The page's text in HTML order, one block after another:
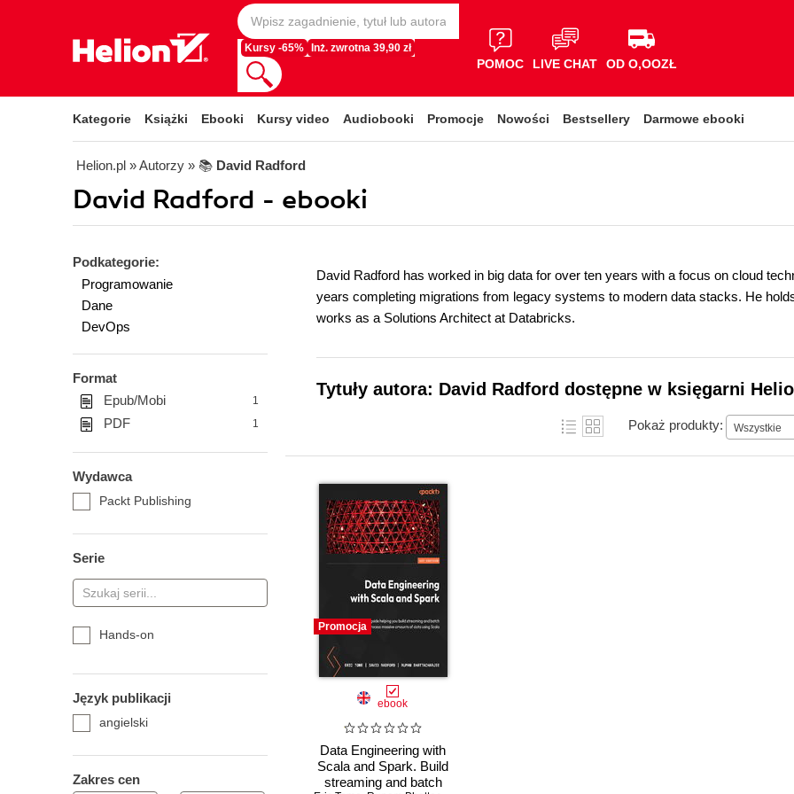
Kursy -65% Inż. zwrotna 39,90 zł
POMOC LIVE CHAT OD O,OOZŁ
Kategorie Książki Ebooki Kursy video Audiobooki Promocje Nowości Bestsellery Darmowe ebooki
Helion.pl » Autorzy » 📚 David Radford
David Radford - ebooki
Podkategorie:
Programowanie
Dane
DevOps
Format
Epub/Mobi
1
PDF 1
Wydawca
Packt Publishing
Serie
Hands-on
Język publikacji
angielski
Zakres cen
David Radford has worked in big data for over ten years with a focus on cloud
years completing migrations from legacy systems to modern data stacks. He
works as a Solutions Architect at Databricks.
Tytuły autora: David Radford dostępne w księgarni
Pokaż produkty: Wszystkie
Promocja
ebook
Data Engineering with
Scala and Spark. Build
streaming and batch